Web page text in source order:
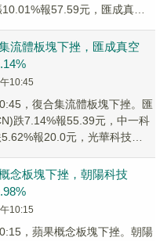
報57.59元，匯成真空
流體板塊下挫，匯成真空
10:45
，復合集流體板塊下挫。匯
跌7.14%報55.39元，中一科
報20.0元，光華科技
念板塊下挫，朝陽科技
10:15
，蘋果概念板塊下挫。朝陽